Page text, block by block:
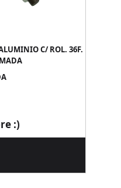
C/ ROL. 36F.
:)